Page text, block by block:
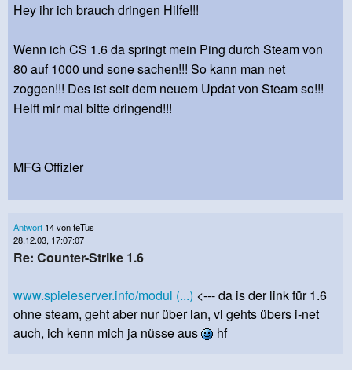
Hey ihr ich brauch dringen Hilfe!!!
Wenn ich CS 1.6 da springt mein Ping durch Steam von
80 auf 1000 und sone sachen!!! So kann man net
zoggen!!! Des ist seit dem neuem Updat von Steam so!!!
Helft mir mal bitte dringend!!!
MFG Offizier
Antwort 14 von feTus
28.12.03, 17:07:07
Re: Counter-Strike 1.6
www.spieleserver.info/modul (...) <--- da is der link für 1.6
ohne steam, geht aber nur über lan, vl gehts übers i-net
auch, ich kenn mich ja nüsse aus
hf